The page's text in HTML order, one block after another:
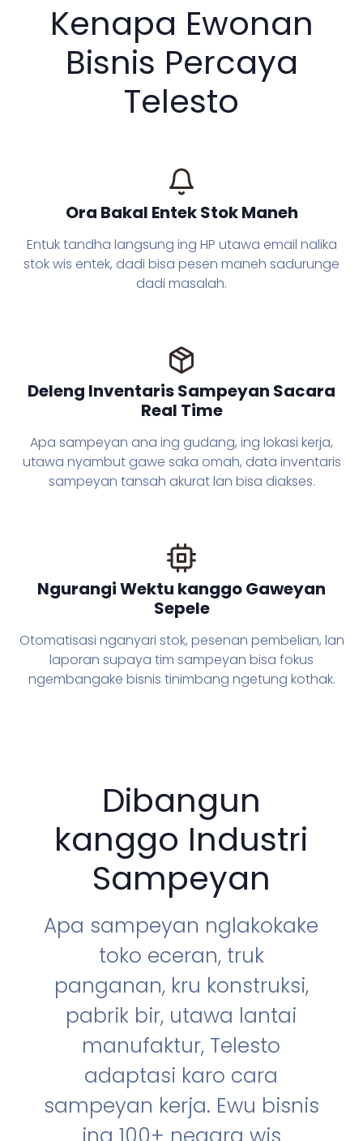
Kenapa Ewonan
Bisnis Percaya
Telesto
Ora Bakal Entek Stok Maneh
Entuk tandha langsung ing HP utawa email nalika
stok wis entek, dadi bisa pesen maneh sadurunge
dadi masalah.
Deleng Inventaris Sampeyan Sacara
Real Time
Apa sampeyan ana ing gudang, ing lokasi kerja,
utawa nyambut gawe saka omah, data inventaris
sampeyan tansah akurat lan bisa diakses.
Ngurangi Wektu kanggo Gaweyan
Sepele
Otomatisasi nganyari stok, pesenan pembelian, lan
laporan supaya tim sampeyan bisa fokus
ngembangake bisnis tinimbang ngetung kothak.
Dibangun
kanggo Industri
Sampeyan
Apa sampeyan nglakokake
toko eceran, truk
panganan, kru konstruksi,
pabrik bir, utawa lantai
manufaktur, Telesto
adaptasi karo cara
sampeyan kerja. Ewu bisnis